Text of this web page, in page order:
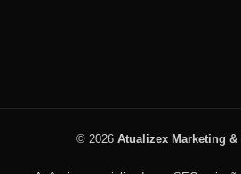
© 2026 Atualizex Marketing &